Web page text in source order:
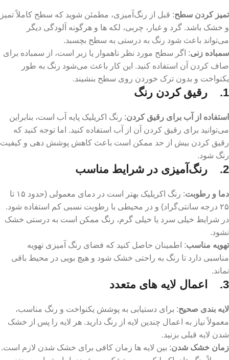
تمیز کردن سطح: قبل از رنگ‌آمیزی، مطمئن شوید که سطح کاملاً تمیز
و خشک باشد. گرد و غبار، چربی، لکه‌ ها و هرگونه آلودگی دیگر
می‌تواند باعث شود رنگ به درستی به سطح بچسبد.
سمباده ‌زنی: اگر سطح مورد نظر ناهموار یا زبر است، از سمباده برای
صاف کردن آن استفاده کنید. این کار باعث می‌شود رنگ به طور
یکنواخت و بدون ترک خوردن روی سطح بنشیند.
1. رقیق کردن رنگ
استفاده از آب برای رقیق کردن: رنگ اکریلیک پایه آب است، بنابراین
می‌توانید برای رقیق کردن آن از آب استفاده کنید. اما توجه کنید که
رقیق کردن بیش از حد ممکن است باعث کاهش پوشش ‌دهی و کیفیت
رنگ شود.
2. رنگ‌آمیزی در شرایط مناسب
دما و رطوبت
: رنگ اکریلیک بهتر است در دمای معمولی (حدود ۱۵ تا
۲۵ درجه سانتی‌گراد) و در محیطی با رطوبت نسبی کم استفاده شود.
در شرایط خیلی سرد یا خیلی گرم، رنگ ممکن است به درستی خشک
نشود.
تهویه مناسب: اطمینان حاصل کنید که فضای رنگ ‌آمیزی تهویه
مناسبی دارد تا رنگ به راحتی خشک شود و هیچ بویی در محیط باقی
نماند.
3. اعمال لایه ‌های متعدد
لایه ‌بندی صحیح: برای دستیابی به پوشش یکنواخت و رنگ مناسب،
معمولاً نیاز به اعمال چندین لایه از رنگ دارید. هر لایه را پس از خشک
شدن لایه قبلی بزنید.
زمان خشک شدن: بین لایه‌ ها زمان کافی برای خشک شدن لازم است.